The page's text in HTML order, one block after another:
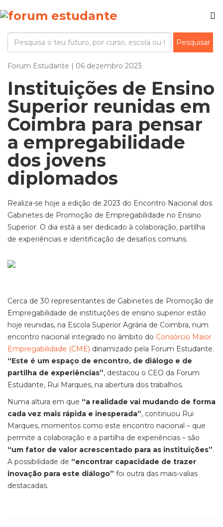
Forum Estudante | 06 dezembro 2023
Instituições de Ensino
Superior reunidas em
Coimbra para pensar
a empregabilidade
dos jovens
diplomados
Realiza-se hoje a edição de 2023 do Encontro Nacional dos
Gabinetes de Promoção de Empregabilidade no Ensino
Superior. O dia está a ser dedicado à colaboração, partilha
de experiências e identificação de desafios comuns.
Cerca de 30 representantes de Gabinetes de Promoção de
Empregabilidade de instituições de ensino superior estão
hoje reunidas, na Escola Superior Agrária de Coimbra, num
encontro nacional integrado no âmbito do Consórcio Maior
Empregabilidade (CME) dinamizado pela Forum Estudante.
“Este é um espaço de encontro, de diálogo e de
partilha de experiências”, destacou o CEO da Forum
Estudante, Rui Marques, na abertura dos trabalhos.
Numa altura em que “a realidade vai mudando de forma
cada vez mais rápida e inesperada”, continuou Rui
Marques, momentos como este encontro nacional – que
permite a colaboração e a partilha de experiências – são
“um fator de valor acrescentado para as instituições”.
A possibilidade de “encontrar capacidade de trazer
inovação para este diálogo” foi outra das mais-valias
destacadas.